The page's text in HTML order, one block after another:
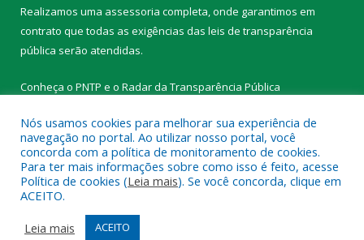
Realizamos uma assessoria completa, onde garantimos em
contrato que todas as exigências das leis de transparência
pública serão atendidas.
Conheça o PNTP e o Radar da Transparência Pública
Todos os direitos reservados a Prefeitura Municipal de
Tracuateua.
Mapa do Site
Acessar Área Administrativa
Nós usamos cookies para melhorar sua experiência de
navegação no portal. Ao utilizar nosso portal, você
concorda com a política de monitoramento de cookies.
Para ter mais informações sobre como isso é feito, acesse
Política de cookies (Leia mais). Se você concorda, clique em
ACEITO.
Leia mais
ACEITO